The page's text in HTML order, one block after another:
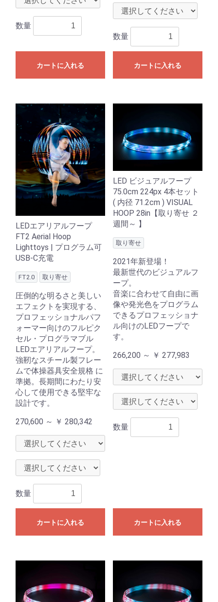
数量
カートに入れる
数量
カートに入れる
LEDエアリアルフープ
FT2 Aerial Hoop
Lighttoys | プログラム可
USB-C充電
FT2.0 取り寄せ
圧倒的な明るさと美しい
エフェクトを実現する、
プロフェッショナルパフ
ォーマー向けのフルピク
セル・プログラマブル
LEDエアリアルフープ。
強靭なスチール製フレー
ムで体操器具安全規格 に
準拠。長期間にわたり安
心して使用できる堅牢な
設計です。
270,600 ～ ￥ 280,342
数量
カートに入れる
LED ビジュアルフープ
75.0cm 224px 4本セット
( 内径 71.2cm ) VISUAL
HOOP 28in【取り寄せ ２
週間～ 】
取り寄せ
2021年新登場！
最新世代のビジュアルフ
ープ。
音楽に合わせて自由に画
像や発光色をプログラム
できるプロフェッショナ
ル向けのLEDフープで
す。
266,200 ～ ￥ 277,983
数量
カートに入れる